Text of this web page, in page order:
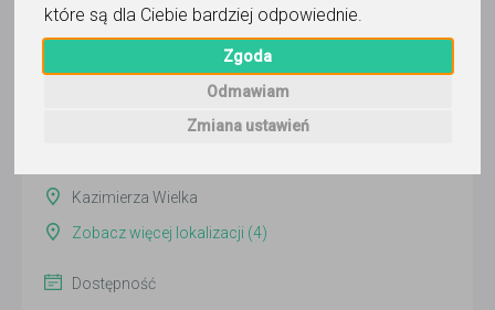
które są dla Ciebie bardziej odpowiednie
Zgoda
Odmawiam
Zmiana ustawień
Paweł
Wyślij wiadomość
Kazimierza Wielka
Zobacz więcej lokalizacji (4)
Dostępność